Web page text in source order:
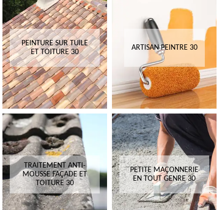
PEINTURE SUR TUILE
ET TOITURE 30
ARTISAN PEINTRE 30
TRAITEMENT ANTI-
MOUSSE FAÇADE ET
TOITURE 30
PETITE MAÇONNERIE
EN TOUT GENRE 30